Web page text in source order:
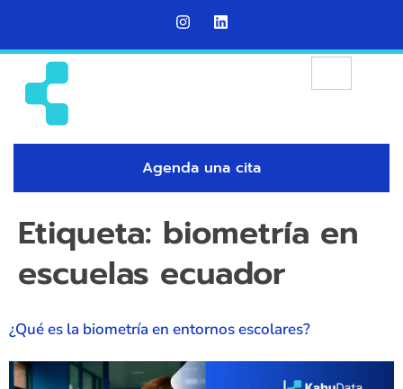
Agenda una cita
Etiqueta: biometría en
escuelas ecuador
¿Qué es la biometría en entornos escolares?